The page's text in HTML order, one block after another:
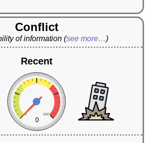
Conflict
of information (see more…)
Recent
0 100
0